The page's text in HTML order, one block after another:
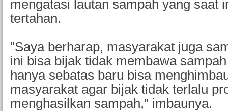
mengatasi lautan sampah yang saat
tertahan.
"Saya berharap, masyarakat juga
ini bisa bijak tidak membawa
hanya sebatas baru bisa
masyarakat agar bijak tidak terlalu
menghasilkan sampah," imbaunya.